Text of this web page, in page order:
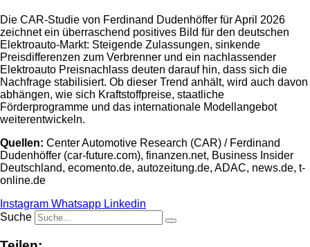
Die CAR-Studie von Ferdinand Dudenhöffer für April 2026
zeichnet ein überraschend positives Bild für den deutschen
Elektroauto-Markt: Steigende Zulassungen, sinkende
Preisdifferenzen zum Verbrenner und ein nachlassender
Elektroauto Preisnachlass deuten darauf hin, dass sich die
Nachfrage stabilisiert. Ob dieser Trend anhält, wird auch davon
abhängen, wie sich Kraftstoffpreise, staatliche
Förderprogramme und das internationale Modellangebot
weiterentwickeln.
Quellen: Center Automotive Research (CAR) / Ferdinand
Dudenhöffer (car-future.com), finanzen.net, Business Insider
Deutschland, ecomento.de, autozeitung.de, ADAC, news.de, t-
online.de
Instagram Whatsapp Linkedin
Suche